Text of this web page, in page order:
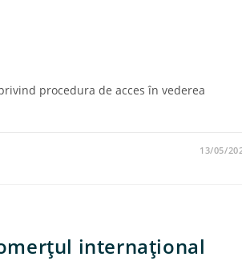
procedura de acces în vederea
13/05/
internaţional